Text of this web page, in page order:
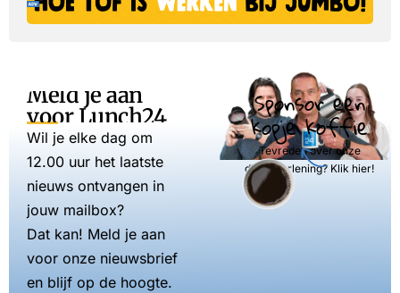
Meld je aan
voor Lunch24
Wil je elke dag om
12.00 uur het laatste
nieuws ontvangen in
jouw mailbox?
Dat kan! Meld je aan
voor onze nieuwsbrief
en blijf op de hoogte.
Sponsor een
kopje koffie
Tevreden over onze
dienstverlening? Klik hier!